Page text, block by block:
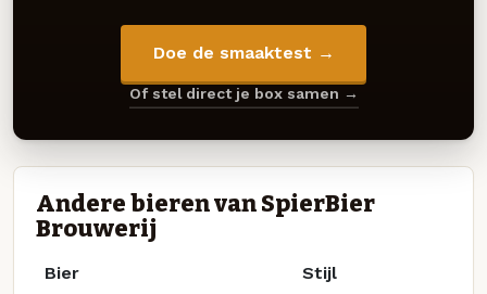
Doe de smaaktest →
Of stel direct je box samen →
Andere bieren van SpierBier
Brouwerij
Bier Stijl